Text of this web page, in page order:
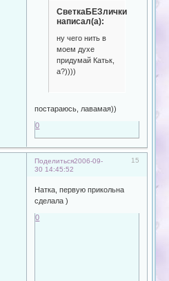
СветкаБЕЗлички
написал(а):
ну чего нить в
моем духе
придумай Катьк,
а?))))
постараюсь, лавамая))
0
Поделиться 15
2006-09-
30 14:45:52
Натка, первую прикольна
сделала )
0